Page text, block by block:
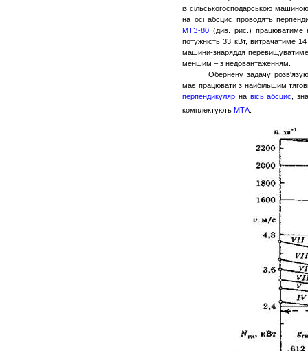
із сільсько­господарською
на осі абсцис прово­дять
МТЗ-80 (див. рис.) працюватиме
потужність 33 кВт, витрачатиме
машини-знаряддя
меншим – з недовантаженням.
Обернену задачу
має працюва­ти з найбільшим
перпендикуляр на вісь абсцис ,
комплектують МТА